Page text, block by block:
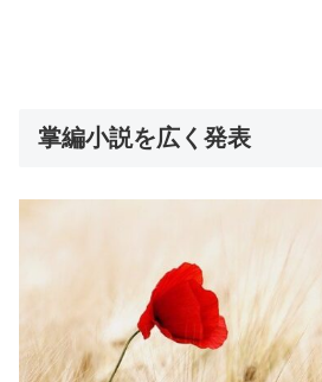
掌編小説を広く発表